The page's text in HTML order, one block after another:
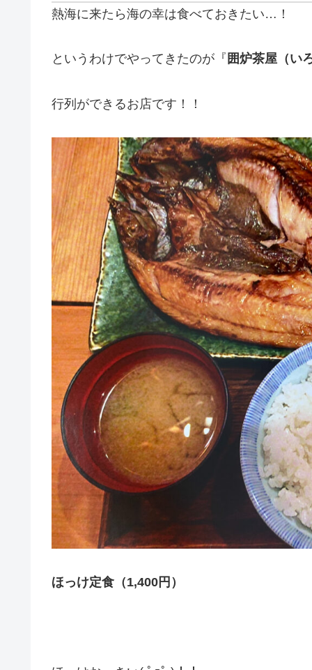
熱海に来たら海の幸は食べておきたい…！
というわけでやってきたのが『 囲炉茶屋（い
行列ができるお店です！！
ほっけ定食（1,400円）